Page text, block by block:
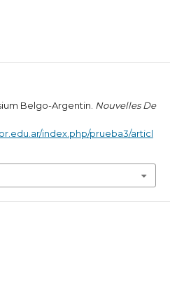
Belgo-Argentin. Nouvelles De
index.php/prueba3/articl